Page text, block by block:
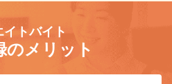
イトバイト
のメリット